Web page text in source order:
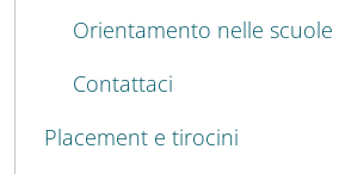
Orientamento nelle scuole
Contattaci
Placement e tirocini